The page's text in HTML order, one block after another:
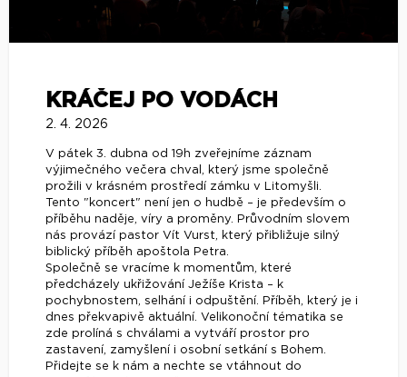
KRÁČEJ PO VODÁCH
2. 4. 2026
V pátek 3. dubna od 19h zveřejníme záznam
výjimečného večera chval, který jsme společně
prožili v krásném prostředí zámku v Litomyšli.
Tento "koncert" není jen o hudbě – je především o
příběhu naděje, víry a proměny. Průvodním slovem
nás provází pastor Vít Vurst, který přibližuje silný
biblický příběh apoštola Petra.
Společně se vracíme k momentům, které
předcházely ukřižování Ježíše Krista – k
pochybnostem, selhání i odpuštění. Příběh, který je i
dnes překvapivě aktuální. Velikonoční tématika se
zde prolíná s chválami a vytváří prostor pro
zastavení, zamyšlení i osobní setkání s Bohem.
Přidejte se k nám a nechte se vtáhnout do